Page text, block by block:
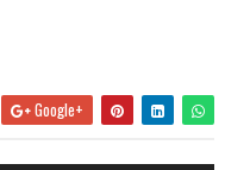
Google+